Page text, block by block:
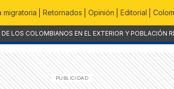
migratoria Retornados Opinión Editorial
LOS COLOMBIANOS EN EL EXTERIOR Y POBLACIÓN